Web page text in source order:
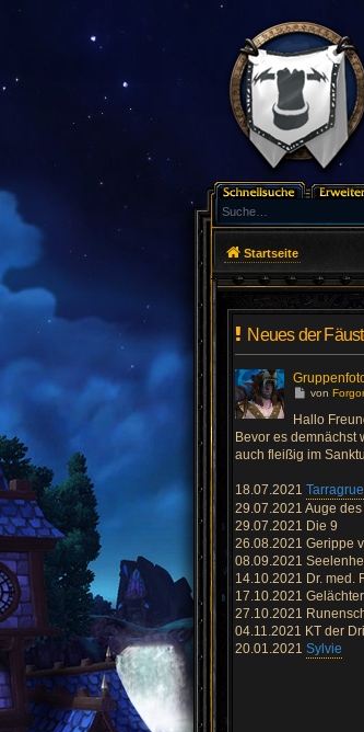
Startseite
Neues der
G
h
e
z
u
e
t
z
t
e
n
B
e
i
t
r
a
g
von
Hallo
Bevor es
auch fleißig im
18.07.2021 Tarragrue
29.07.2021 Auge des
29.07.2021 Die 9
26.08.2021 Gerippe
08.09.2021
14.10.2021 Dr. med.
17.10.2021
27.10.2021
04.11.2021 KT der
20.01.2021 Sylvie